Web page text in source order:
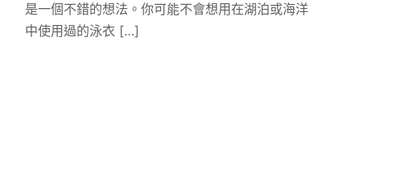
是一個不錯的想法。你可能不會想用在湖泊或海洋
中使用過的泳衣 […]